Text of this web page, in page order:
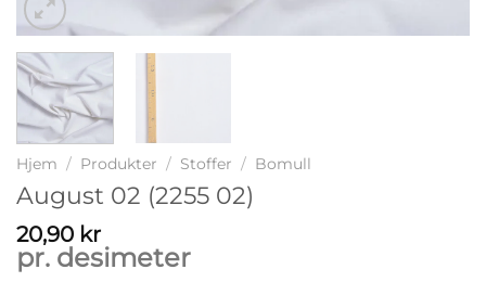
Hjem / Produkter / Stoffer / Bomull
August 02 (2255 02)
20,90 kr
pr. desimeter